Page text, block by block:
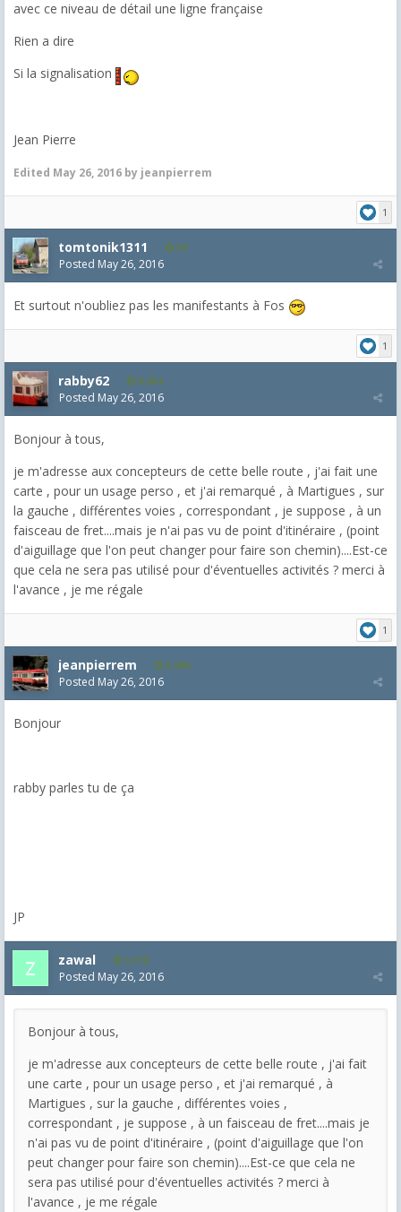
avec ce niveau de détail une ligne française
Rien a dire
Si la signalisation
Jean Pierre
Edited May 26, 2016 by jeanpierrem
1
tomtonik1311 59
Posted May 26, 2016
Et surtout n'oubliez pas les manifestants à Fos
1
rabby62 8,454
Posted May 26, 2016
Bonjour à tous,
je m'adresse aux concepteurs de cette belle route , j'ai fait une
carte , pour un usage perso , et j'ai remarqué , à Martigues , sur
la gauche , différentes voies , correspondant , je suppose , à un
faisceau de fret....mais je n'ai pas vu de point d'itinéraire , (point
d'aiguillage que l'on peut changer pour faire son chemin)....Est-ce
que cela ne sera pas utilisé pour d'éventuelles activités ? merci à
l'avance , je me régale
1
jeanpierrem 5,986
Posted May 26, 2016
Bonjour
rabby parles tu de ça
JP
zawal 3,318
Posted May 26, 2016
Bonjour à tous,
je m'adresse aux concepteurs de cette belle route , j'ai fait
une carte , pour un usage perso , et j'ai remarqué , à
Martigues , sur la gauche , différentes voies ,
correspondant , je suppose , à un faisceau de fret....mais je
n'ai pas vu de point d'itinéraire , (point d'aiguillage que l'on
peut changer pour faire son chemin)....Est-ce que cela ne
sera pas utilisé pour d'éventuelles activités ? merci à
l'avance , je me régale